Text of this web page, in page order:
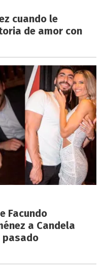
cuando le
de amor con
Facundo
a Candela
pasado